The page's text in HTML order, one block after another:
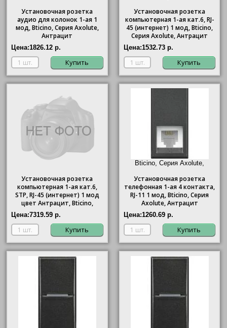
Установочная розетка
аудио для колонок 1-ая 1
мод,Bticino, Серия Axolute,
Антрацит
Цена:1826.12 р.
Купить
Установочная розетка
компьютерная 1-ая кат.6, RJ-
45 (интернет) 1 мод,Bticino,
Серия Axolute, Антрацит
Цена:1532.73 р.
Купить
Установочная розетка
компьютерная 1-ая кат.6,
STP, RJ-45 (интернет) 1 мод
цвет Антрацит, Bticino,
Axolute
Цена:7319.59 р.
Купить
Bticino, Серия Axolute,
Установочная розетка
телефонная 1-ая 4 контакта,
RJ-11 1 мод,Bticino, Серия
Axolute, Антрацит
Цена:1260.69 р.
Купить